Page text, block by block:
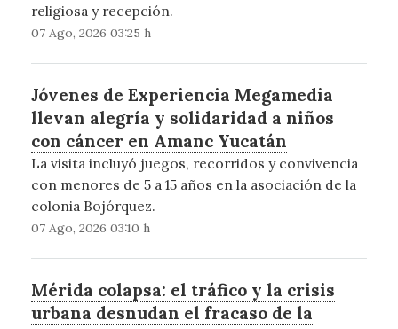
religiosa y recepción.
07 Ago, 2026 03:25 h
Jóvenes de Experiencia Megamedia
llevan alegría y solidaridad a niños
con cáncer en Amanc Yucatán
La visita incluyó juegos, recorridos y convivencia
con menores de 5 a 15 años en la asociación de la
colonia Bojórquez.
07 Ago, 2026 03:10 h
Mérida colapsa: el tráfico y la crisis
urbana desnudan el fracaso de la